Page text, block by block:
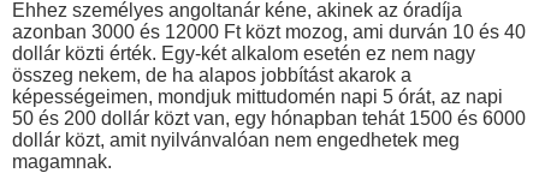
Ehhez személyes angoltanár kéne, akinek az óradíja
azonban 3000 és 12000 Ft közt mozog, ami durván 10 és 40
dollár közti érték. Egy-két alkalom esetén ez nem nagy
összeg nekem, de ha alapos jobbítást akarok a
képességeimen, mondjuk mittudomén napi 5 órát, az napi
50 és 200 dollár közt van, egy hónapban tehát 1500 és 6000
dollár közt, amit nyilvánvalóan nem engedhetek meg
magamnak.